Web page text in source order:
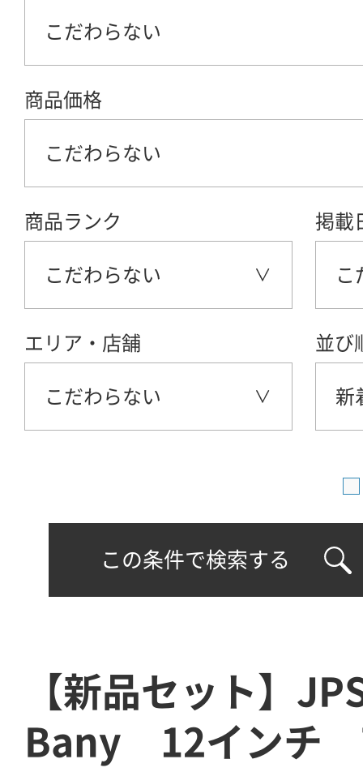
こだわらない
商品価格
こだわらない
商品ランク
こだわらない
掲載
こ
エリア・店舗
こだわらない
並び
新
この条件で検索する
【新品セット】
Bany 12インチ